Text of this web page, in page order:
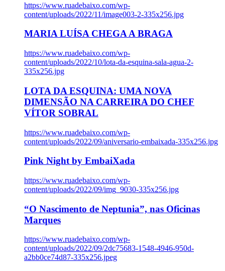
https://www.ruadebaixo.com/wp-
content/uploads/2022/11/image003-2-335x256.jpg
MARIA LUÍSA CHEGA A BRAGA
https://www.ruadebaixo.com/wp-
content/uploads/2022/10/lota-da-esquina-sala-agua-2-
335x256.jpg
LOTA DA ESQUINA: UMA NOVA
DIMENSÃO NA CARREIRA DO CHEF
VÍTOR SOBRAL
https://www.ruadebaixo.com/wp-
content/uploads/2022/09/aniversario-embaixada-335x256.jpg
Pink Night by EmbaiXada
https://www.ruadebaixo.com/wp-
content/uploads/2022/09/img_9030-335x256.jpg
“O Nascimento de Neptunia”, nas Oficinas
Marques
https://www.ruadebaixo.com/wp-
content/uploads/2022/09/2dc75683-1548-4946-950d-
a2bb0ce74d87-335x256.jpeg